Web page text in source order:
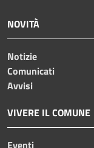
NOVITÀ
Notizie
Comunicati
Avvisi
VIVERE IL COMUNE
Eventi